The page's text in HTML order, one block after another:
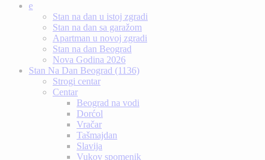
e
Stan na dan u istoj zgradi
Stan na dan sa garažom
Apartman u novoj zgradi
Stan na dan Beograd
Nova Godina 2026
Stan Na Dan Beograd (1136)
Strogi centar
Centar
Beograd na vodi
Dorćol
Vračar
Tašmajdan
Slavija
Vukov spomenik